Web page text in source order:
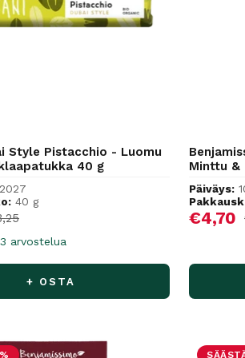
Style Pistacchio - Luomu
40 g
40 g
3 arvostelua
+ OSTA
Minttu &
Päiväys:
€4,70